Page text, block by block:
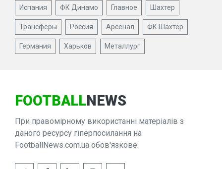
Испания ФК Динамо Главное Шахтер
Трансферы Россия Арсенал ФК Шахтер
Германия Харьков Металлург
FOOTBALLNEWS
При правомірному використанні матеріалів з
даного ресурсу гіперпосилання на
FootballNews.com.ua обов'язкове.